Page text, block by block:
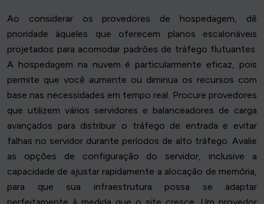
Ao considerar os provedores de hospedagem, dê
prioridade àqueles que oferecem planos escalonáveis
projetados para acomodar padrões de tráfego flutuantes.
A hospedagem na nuvem é particularmente eficaz, pois
permite que você aumente ou diminua os recursos com
base nas necessidades em tempo real. Procure provedores
que utilizem vários servidores e balanceadores de carga
avançados para distribuir o tráfego de entrada e evitar
falhas no servidor durante períodos de alto tráfego. Avalie
as opções de configuração do servidor, inclusive a
capacidade de ajustar rapidamente a alocação de memória,
para que sua infraestrutura possa se adaptar